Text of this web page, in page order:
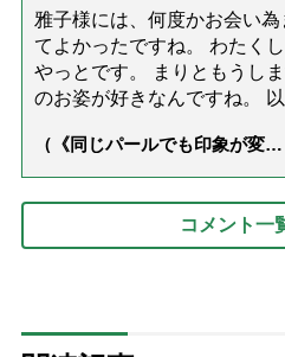
雅子様には、何度かお会い
てよかったですね。 わたく
やっとです。 まりともうし
のお姿が好きなんですね。 以
（《同じパールでも印象が変
の夏ネックレス」上品＆涼しげ
に見せる4つの法則）
コメント一